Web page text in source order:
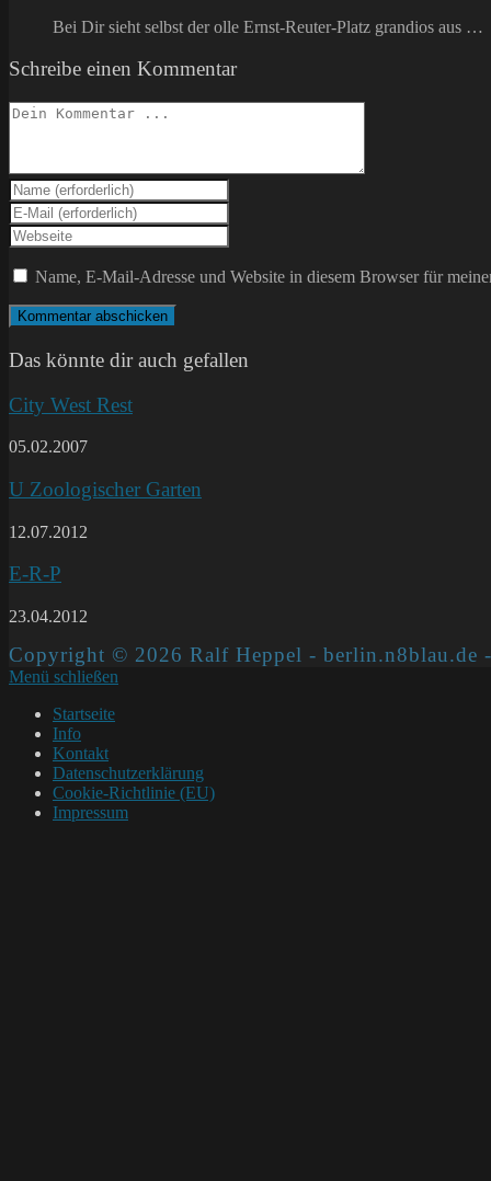
Bei Dir sieht selbst der olle Ernst-Reuter-Platz grandios aus …
Schreibe einen Kommentar
Kommentieren
Gib
deinen
Namen
oder
Benutzernamen
zum
Kommentieren
ein
Gib
deine
E-
Mail-
Adresse
zum
Kommentieren
Gib
deine
Website-
ein
(optional)
Name, E-Mail-Adresse und Website in diesem Browser für
Das könnte dir auch gefallen
City West Rest
05.02.2007
U Zoologischer Garten
12.07.2012
E-R-P
23.04.2012
Copyright © 2026 Ralf Heppel - berlin.n8blau.de
Menü schließen
Startseite
Info
Kontakt
Datenschutzerklärung
Cookie-Richtlinie (EU)
Impressum